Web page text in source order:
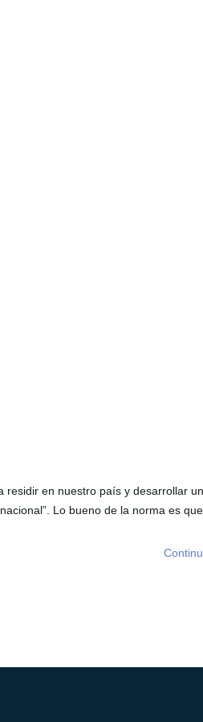
en nuestro país y desarrollar
Lo bueno de la norma es